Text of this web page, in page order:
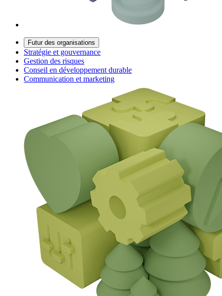
Futur des organisations
Stratégie et gouvernance
Gestion des risques
Conseil en développement durable
Communication et marketing